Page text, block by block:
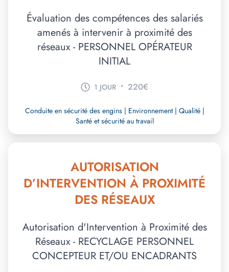
Évaluation des compétences des salariés
amenés à intervenir à proximité des
réseaux - PERSONNEL OPÉRATEUR
INITIAL
1 JOUR • 220€
Conduite en sécurité des engins | Environnement | Qualité |
Santé et sécurité au travail
AUTORISATION
D’INTERVENTION À PROXIMITÉ
DES RÉSEAUX
Autorisation d'Intervention à Proximité des
Réseaux - RECYCLAGE PERSONNEL
CONCEPTEUR ET/OU ENCADRANTS